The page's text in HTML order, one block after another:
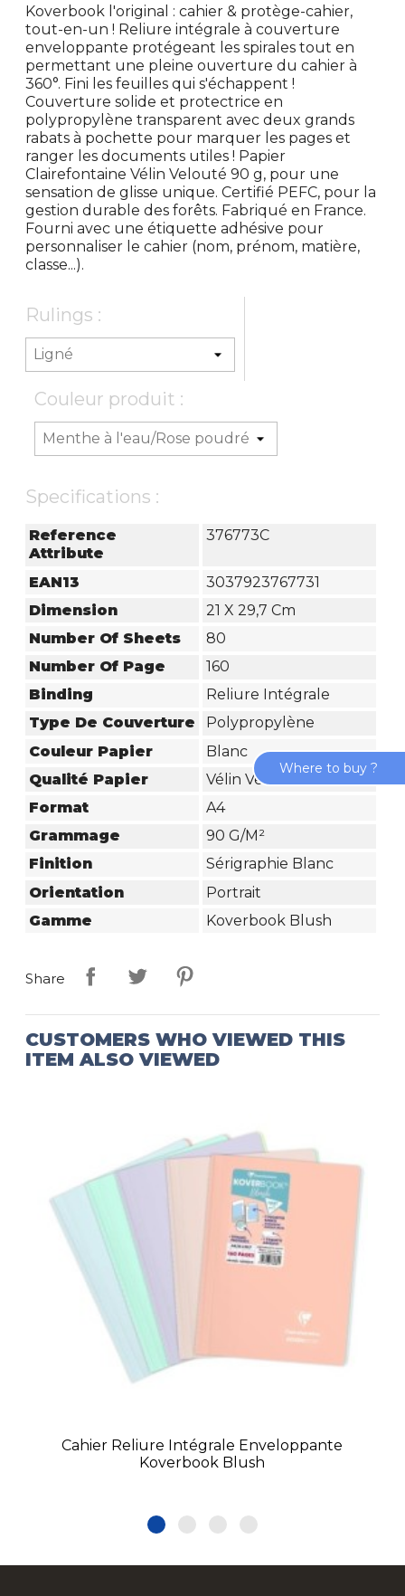
Koverbook l'original : cahier & protège-cahier,
tout-en-un ! Reliure intégrale à couverture
enveloppante protégeant les spirales tout en
permettant une pleine ouverture du cahier à
360°. Fini les feuilles qui s'échappent !
Couverture solide et protectrice en
polypropylène transparent avec deux grands
rabats à pochette pour marquer les pages et
ranger les documents utiles ! Papier
Clairefontaine Vélin Velouté 90 g, pour une
sensation de glisse unique. Certifié PEFC, pour la
gestion durable des forêts. Fabriqué en France.
Fourni avec une étiquette adhésive pour
personnaliser le cahier (nom, prénom, matière,
classe...).
Rulings :
Couleur produit :
Specifications :
Reference
Attribute
376773C
EAN13
3037923767731
Dimension
21 X 29,7 Cm
Number Of Sheets
80
Number Of Page
160
Binding
Reliure Intégrale
Type De Couverture
Polypropylène
Couleur Papier
Blanc
Qualité Papier
Vélin Velouté
Format
A4
Grammage
90 G/m²
Finition
Sérigraphie Blanc
Orientation
Portrait
Gamme
Koverbook Blush
Share
CUSTOMERS WHO VIEWED THIS
ITEM ALSO VIEWED
Cahier Reliure Intégrale Enveloppante
Koverbook Blush
Where to buy ?